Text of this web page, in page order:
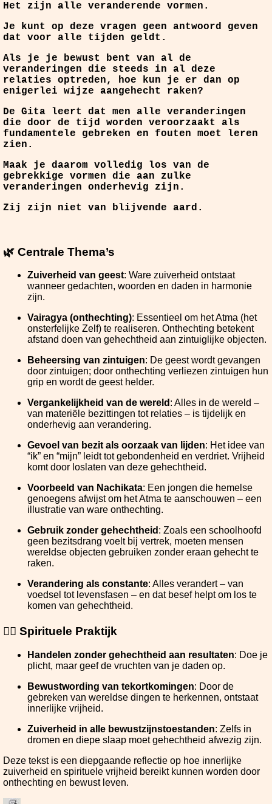
Het zijn alle veranderende vormen.
Je kunt op deze vragen geen antwoord geven
dat voor alle tijden geldt.
Als je je bewust bent van al de
veranderingen die steeds in al deze
relaties optreden, hoe kun je er dan op
enigerlei wijze aangehecht raken?
De Gita leert dat men alle veranderingen
die door de tijd worden veroorzaakt als
fundamentele gebreken en fouten moet leren
zien.
Maak je daarom volledig los van de
gebrekkige vormen die aan zulke
veranderingen onderhevig zijn.
Zij zijn niet van blijvende aard.
🌿 Centrale Thema’s
Zuiverheid van geest: Ware zuiverheid ontstaat
wanneer gedachten, woorden en daden in harmonie
zijn.
Vairagya (onthechting): Essentieel om het Atma (het
onsterfelijke Zelf) te realiseren. Onthechting betekent
afstand doen van gehechtheid aan zintuiglijke objecten.
Beheersing van zintuigen: De geest wordt gevangen
door zintuigen; door onthechting verliezen zintuigen hun
grip en wordt de geest helder.
Vergankelijkheid van de wereld : Alles in de wereld –
van materiële bezittingen tot relaties – is tijdelijk en
onderhevig aan verandering.
Gevoel van bezit als oorzaak van lijden: Het idee van
“ik” en “mijn” leidt tot gebondenheid en verdriet. Vrijheid
komt door loslaten van deze gehechtheid.
Voorbeeld van Nachikata: Een jongen die hemelse
genoegens afwijst om het Atma te aanschouwen – een
illustratie van ware onthechting.
Gebruik zonder gehechtheid : Zoals een schoolhoofd
geen bezitsdrang voelt bij vertrek, moeten mensen
wereldse objecten gebruiken zonder eraan gehecht te
raken.
Verandering als constante: Alles verandert – van
voedsel tot levensfasen – en dat besef helpt om los te
komen van gehechtheid.
🧘‍♂️ Spirituele Praktijk
Handelen zonder gehechtheid aan resultaten: Doe je
plicht, maar geef de vruchten van je daden op.
Bewustwording van tekortkomingen: Door de
gebreken van wereldse dingen te herkennen, ontstaat
innerlijke vrijheid.
Zuiverheid in alle bewustzijnstoestanden: Zelfs in
dromen en diepe slaap moet gehechtheid afwezig zijn.
Deze tekst is een diepgaande reflectie op hoe innerlijke
zuiverheid en spirituele vrijheid bereikt kunnen worden door
onthechting en bewust leven.